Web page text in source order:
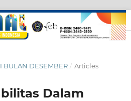
BULAN DESEMBER / Articles
Dalam